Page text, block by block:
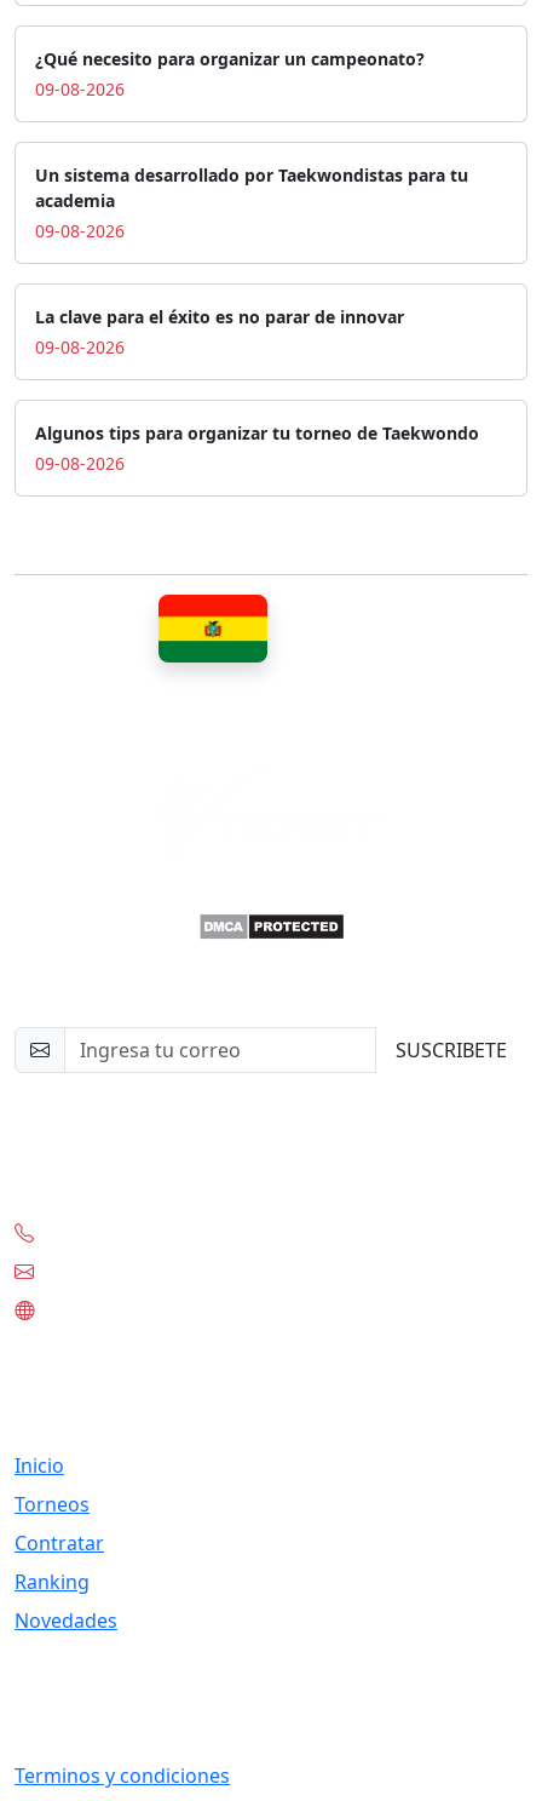
¿Qué necesito para organizar un campeonato?
09-08-2026
Un sistema desarrollado por Taekwondistas para tu
academia
09-08-2026
La clave para el éxito es no parar de innovar
09-08-2026
Algunos tips para organizar tu torneo de Taekwondo
09-08-2026
SUSCRIBETE
Inicio
Torneos
Contratar
Ranking
Novedades
Terminos y condiciones